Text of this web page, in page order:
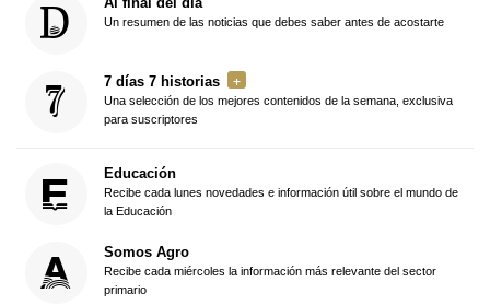
Un resumen de las noticias que debes saber antes de acostarte
7 días 7 historias
Una selección de los mejores contenidos de la semana, exclusiva
para suscriptores
Educación
Recibe cada lunes novedades e información útil sobre el mundo de
la Educación
Somos Agro
Recibe cada miércoles la información más relevante del sector
primario